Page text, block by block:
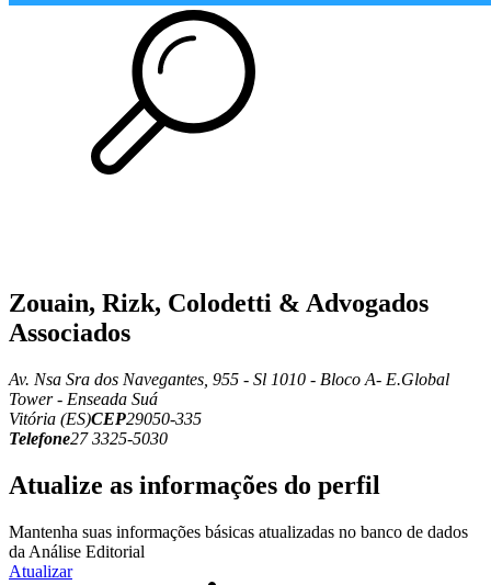
Zouain, Rizk, Colodetti & Advogados
Associados
Av. Nsa Sra dos Navegantes, 955 - Sl 1010 - Bloco A- E.Global
Tower - Enseada Suá
Vitória (ES)CEP29050-335
Telefone27 3325-5030
Atualize as informações do perfil
Mantenha suas informações básicas atualizadas no banco de dados
da Análise Editorial
Atualizar